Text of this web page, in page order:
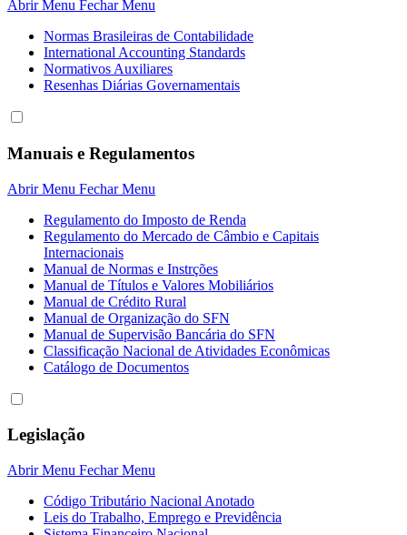
Abrir Menu Fechar Menu
Normas Brasileiras de Contabilidade
International Accounting Standards
Normativos Auxiliares
Resenhas Diárias Governamentais
Manuais e Regulamentos
Abrir Menu Fechar Menu
Regulamento do Imposto de Renda
Regulamento do Mercado de Câmbio e Capitais
Internacionais
Manual de Normas e Instrções
Manual de Títulos e Valores Mobiliários
Manual de Crédito Rural
Manual de Organização do SFN
Manual de Supervisão Bancária do SFN
Classificação Nacional de Atividades Econômicas
Catálogo de Documentos
Legislação
Abrir Menu Fechar Menu
Código Tributário Nacional Anotado
Leis do Trabalho, Emprego e Previdência